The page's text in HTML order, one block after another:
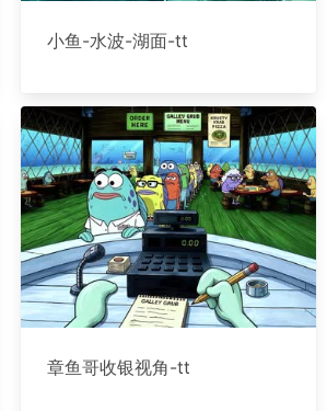
小鱼-水波-湖面-tt
章鱼哥收银视角-tt